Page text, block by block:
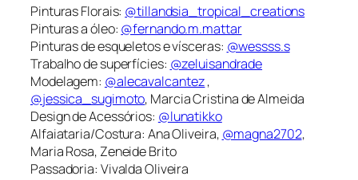
Pinturas Florais: @tillandsia_tropical_creations
Pinturas a óleo: @fernando.m.mattar
Pinturas de esqueletos e vísceras: @wessss.s
Trabalho de superfícies: @zeluisandrade
Modelagem: @alecavalcantez,
@jessica_sugimoto, Marcia Cristina de Almeida
Design de Acessórios: @lunatikko
Alfaiataria/Costura: Ana Oliveira, @magna2702,
Maria Rosa, Zeneide Brito
Passadoria: Vivalda Oliveira